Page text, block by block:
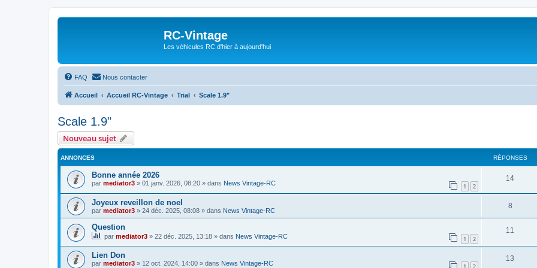
RC-Vintage
Les véhicules RC d'hier à aujourd'hui
FAQ Nous contacter
Accueil Accueil RC-Vintage Trial Scale 1.9"
Scale 1.9"
Nouveau sujet
ANNONCES RÉPONSES
Bonne année 2026
par mediator3 » 01 janv. 2026, 08:20 » dans News Vintage-RC 1 2
14
Joyeux reveillon de noel
par mediator3 » 24 déc. 2025, 08:08 » dans News Vintage-RC
8
Question
par mediator3 » 22 déc. 2025, 13:18 » dans News Vintage-RC 1 2
11
Lien Don
par mediator3 » 12 oct. 2024, 14:00 » dans News Vintage-RC
13